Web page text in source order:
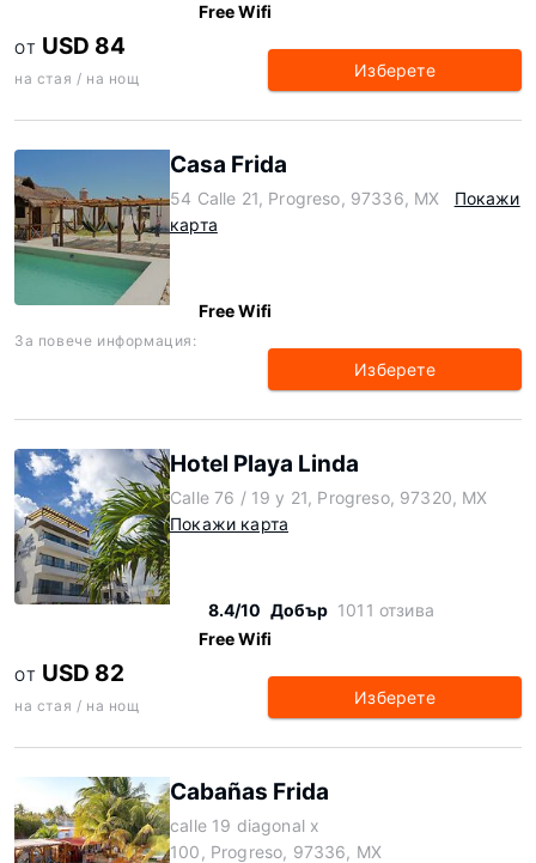
Free Wifi
ОТ USD 84
на стая / на нощ Изберете
Casa Frida
54 Calle 21, Progreso, 97336, MX
Покажи
карта
Free Wifi
За повече информация:
Изберете
Hotel Playa Linda
Calle 76 / 19 y 21, Progreso, 97320, MX
Покажи карта
8.4/10 Добър 1011 отзива
Free Wifi
ОТ USD 82
на стая / на нощ Изберете
Cabañas Frida
calle 19 diagonal x
100, Progreso, 97336, MX